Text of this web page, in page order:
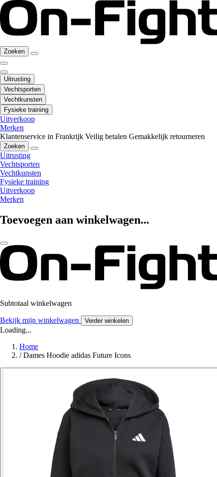
Zoeken
Uitrusting
Vechtsporten
Vechtkunsten
Fysieke training
Uitverkoop
Merken
Klantenservice in Frankrijk Veilig betalen Gemakkelijk retourneren
Zoeken
Uitrusting
Vechtsporten
Vechtkunsten
Fysieke training
Uitverkoop
Merken
Toevoegen aan winkelwagen...
Subtotaal winkelwagen
Bekijk mijn winkelwagen Verder winkelen
Loading...
Home
/ Dames Hoodie adidas Future Icons